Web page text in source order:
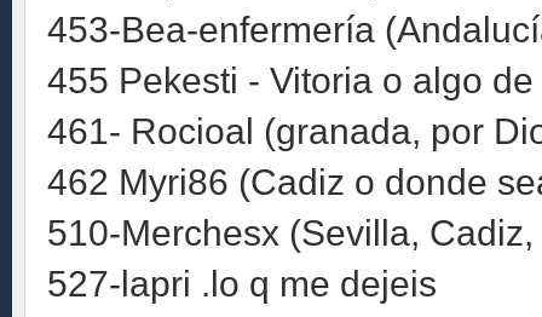
453-Bea-enfermería
455 Pekesti - Vitoria o algo
461- Rocioal (granada, por
462 Myri86 (Cadiz o donde
510-Merchesx (Sevilla,
527-lapri .lo q me dejeis